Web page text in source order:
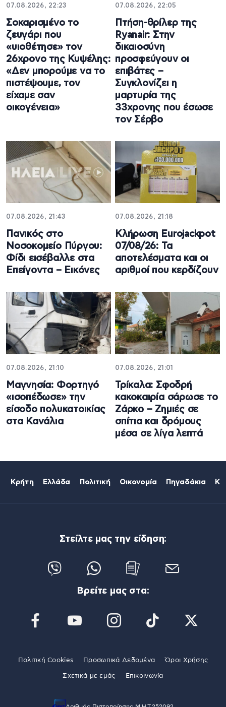
07.08.2026, 22:23
Σοκαρισμένο το
ζευγάρι που
«υιοθέτησε» τον
26χρονο της Κυψέλης:
«Δεν μπορούμε να το
πιστέψουμε, τον
είχαμε σαν
οικογένεια»
07.08.2026, 22:05
Πτήση-θρίλερ της
Ryanair: Στην
δικαιοσύνη
προσφεύγουν οι
επιβάτες –
Συγκλονίζει η
μαρτυρία της
33χρονης που έσωσε
τον Σέρβο
07.08.2026, 21:43
Πανικός στο
Νοσοκομείο Πύργου:
Φίδι εισέβαλλε στα
Επείγοντα – Εικόνες
07.08.2026, 21:18
Κλήρωση Eurojackpot
07/08/26: Τα
αποτελέσματα και οι
αριθμοί που κερδίζουν
07.08.2026, 21:10
Μαγνησία: Φορτηγό
«ισοπέδωσε» την
είσοδο πολυκατοικίας
στα Κανάλια
07.08.2026, 21:01
Τρίκαλα: Σφοδρή
κακοκαιρία σάρωσε το
Ζάρκο – Ζημιές σε
σπίτια και δρόμους
μέσα σε λίγα λεπτά
Κρήτη Ελλάδα Πολιτική Οικονομία Πηγαδάκια
Στείλτε μας την είδηση:
Βρείτε μας στα:
Πολιτική Cookies Προσωπικά Δεδομένα Όροι Χρήσης
Σχετικά με εμάς Επικοινωνία